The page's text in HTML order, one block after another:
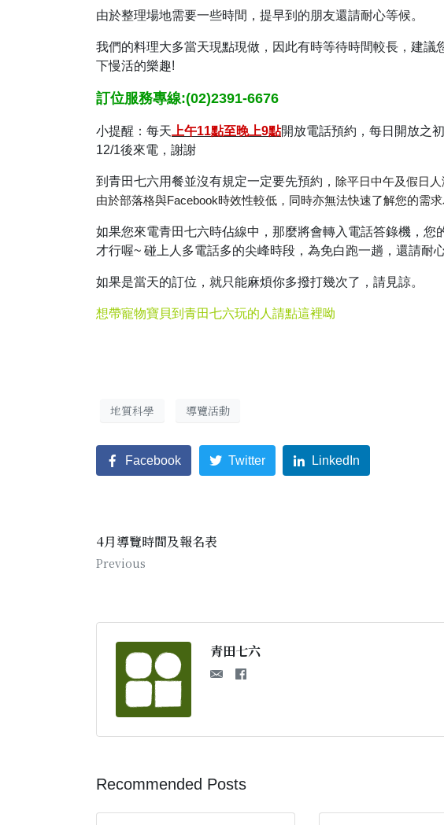
由於整理場地需要一些時間，提早到的朋友還請耐心等候。
我們的料理大多當天現點現做，因此有時等待時間較長，建
下慢活的樂趣!
訂位服務專線:(02)2391-6676
小提醒：每天 上午11點至晚上9點開放電話預約，每日開放之
12/1後來電，謝謝
到青田七六用餐並沒有規定一定要先預約， 除平日中午及假日
由於部落格與Facebook時效性較低，同時亦無法快速了解您的需
如果您來電青田七六時佔線中，那麼將會轉入電話答錄機，
才行喔~ 碰上人多電話多的尖峰時段，為免白跑一趟，還請耐
如果是當天的訂位，就只能麻煩你多撥打幾次了，請見諒。
想帶寵物寶貝到青田七六玩的人請點這裡呦
地質科學 導覽活動
Facebook Twitter LinkedIn
4月導覽時間及報名表
Previous
青田七六
Recommended Posts